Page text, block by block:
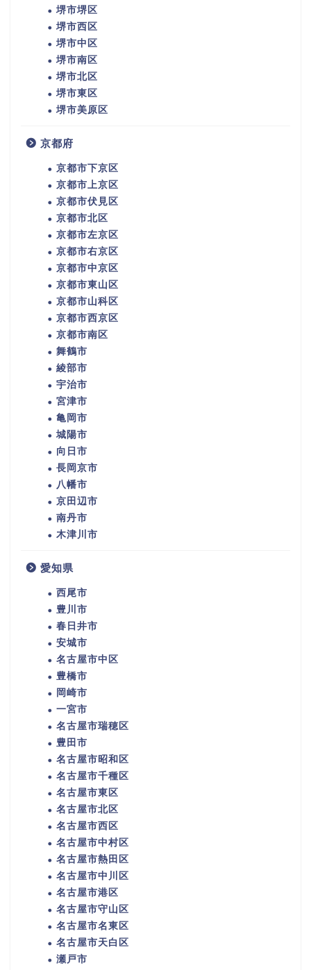
堺市堺区
堺市西区
堺市中区
堺市南区
堺市北区
堺市東区
堺市美原区
京都府
京都市下京区
京都市上京区
京都市伏見区
京都市北区
京都市左京区
京都市右京区
京都市中京区
京都市東山区
京都市山科区
京都市西京区
京都市南区
舞鶴市
綾部市
宇治市
宮津市
亀岡市
城陽市
向日市
長岡京市
八幡市
京田辺市
南丹市
木津川市
愛知県
西尾市
豊川市
春日井市
安城市
名古屋市中区
豊橋市
岡崎市
一宮市
名古屋市瑞穂区
豊田市
名古屋市昭和区
名古屋市千種区
名古屋市東区
名古屋市北区
名古屋市西区
名古屋市中村区
名古屋市熱田区
名古屋市中川区
名古屋市港区
名古屋市守山区
名古屋市名東区
名古屋市天白区
瀬戸市